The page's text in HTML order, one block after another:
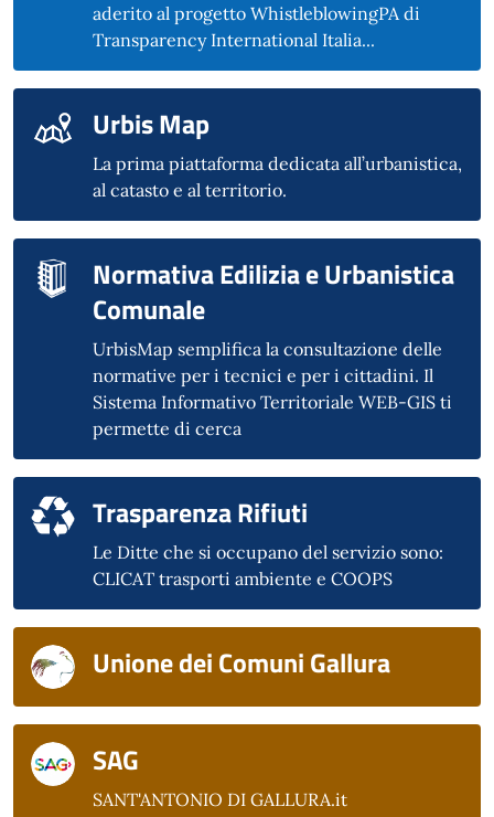
aderito al progetto WhistleblowingPA di
Transparency International Italia...
Urbis Map
La prima piattaforma dedicata all’urbanistica,
al catasto e al territorio.
Normativa Edilizia e Urbanistica
Comunale
UrbisMap semplifica la consultazione delle
normative per i tecnici e per i cittadini. Il
Sistema Informativo Territoriale WEB-GIS ti
permette di cerca
Trasparenza Rifiuti
Le Ditte che si occupano del servizio sono:
CLICAT trasporti ambiente e COOPS
Unione dei Comuni Gallura
SAG
SANT'ANTONIO DI GALLURA.it